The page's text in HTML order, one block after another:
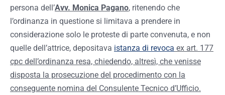
persona dell’Avv. Monica Pagano, ritenendo che
l’ordinanza in questione si limitava a prendere in
considerazione solo le proteste di parte convenuta, e non
quelle dell’attrice, depositava istanza di revoca ex art. 177
cpc dell’ordinanza resa, chiedendo, altresì, che venisse
disposta la prosecuzione del procedimento con la
conseguente nomina del Consulente Tecnico d’Ufficio.